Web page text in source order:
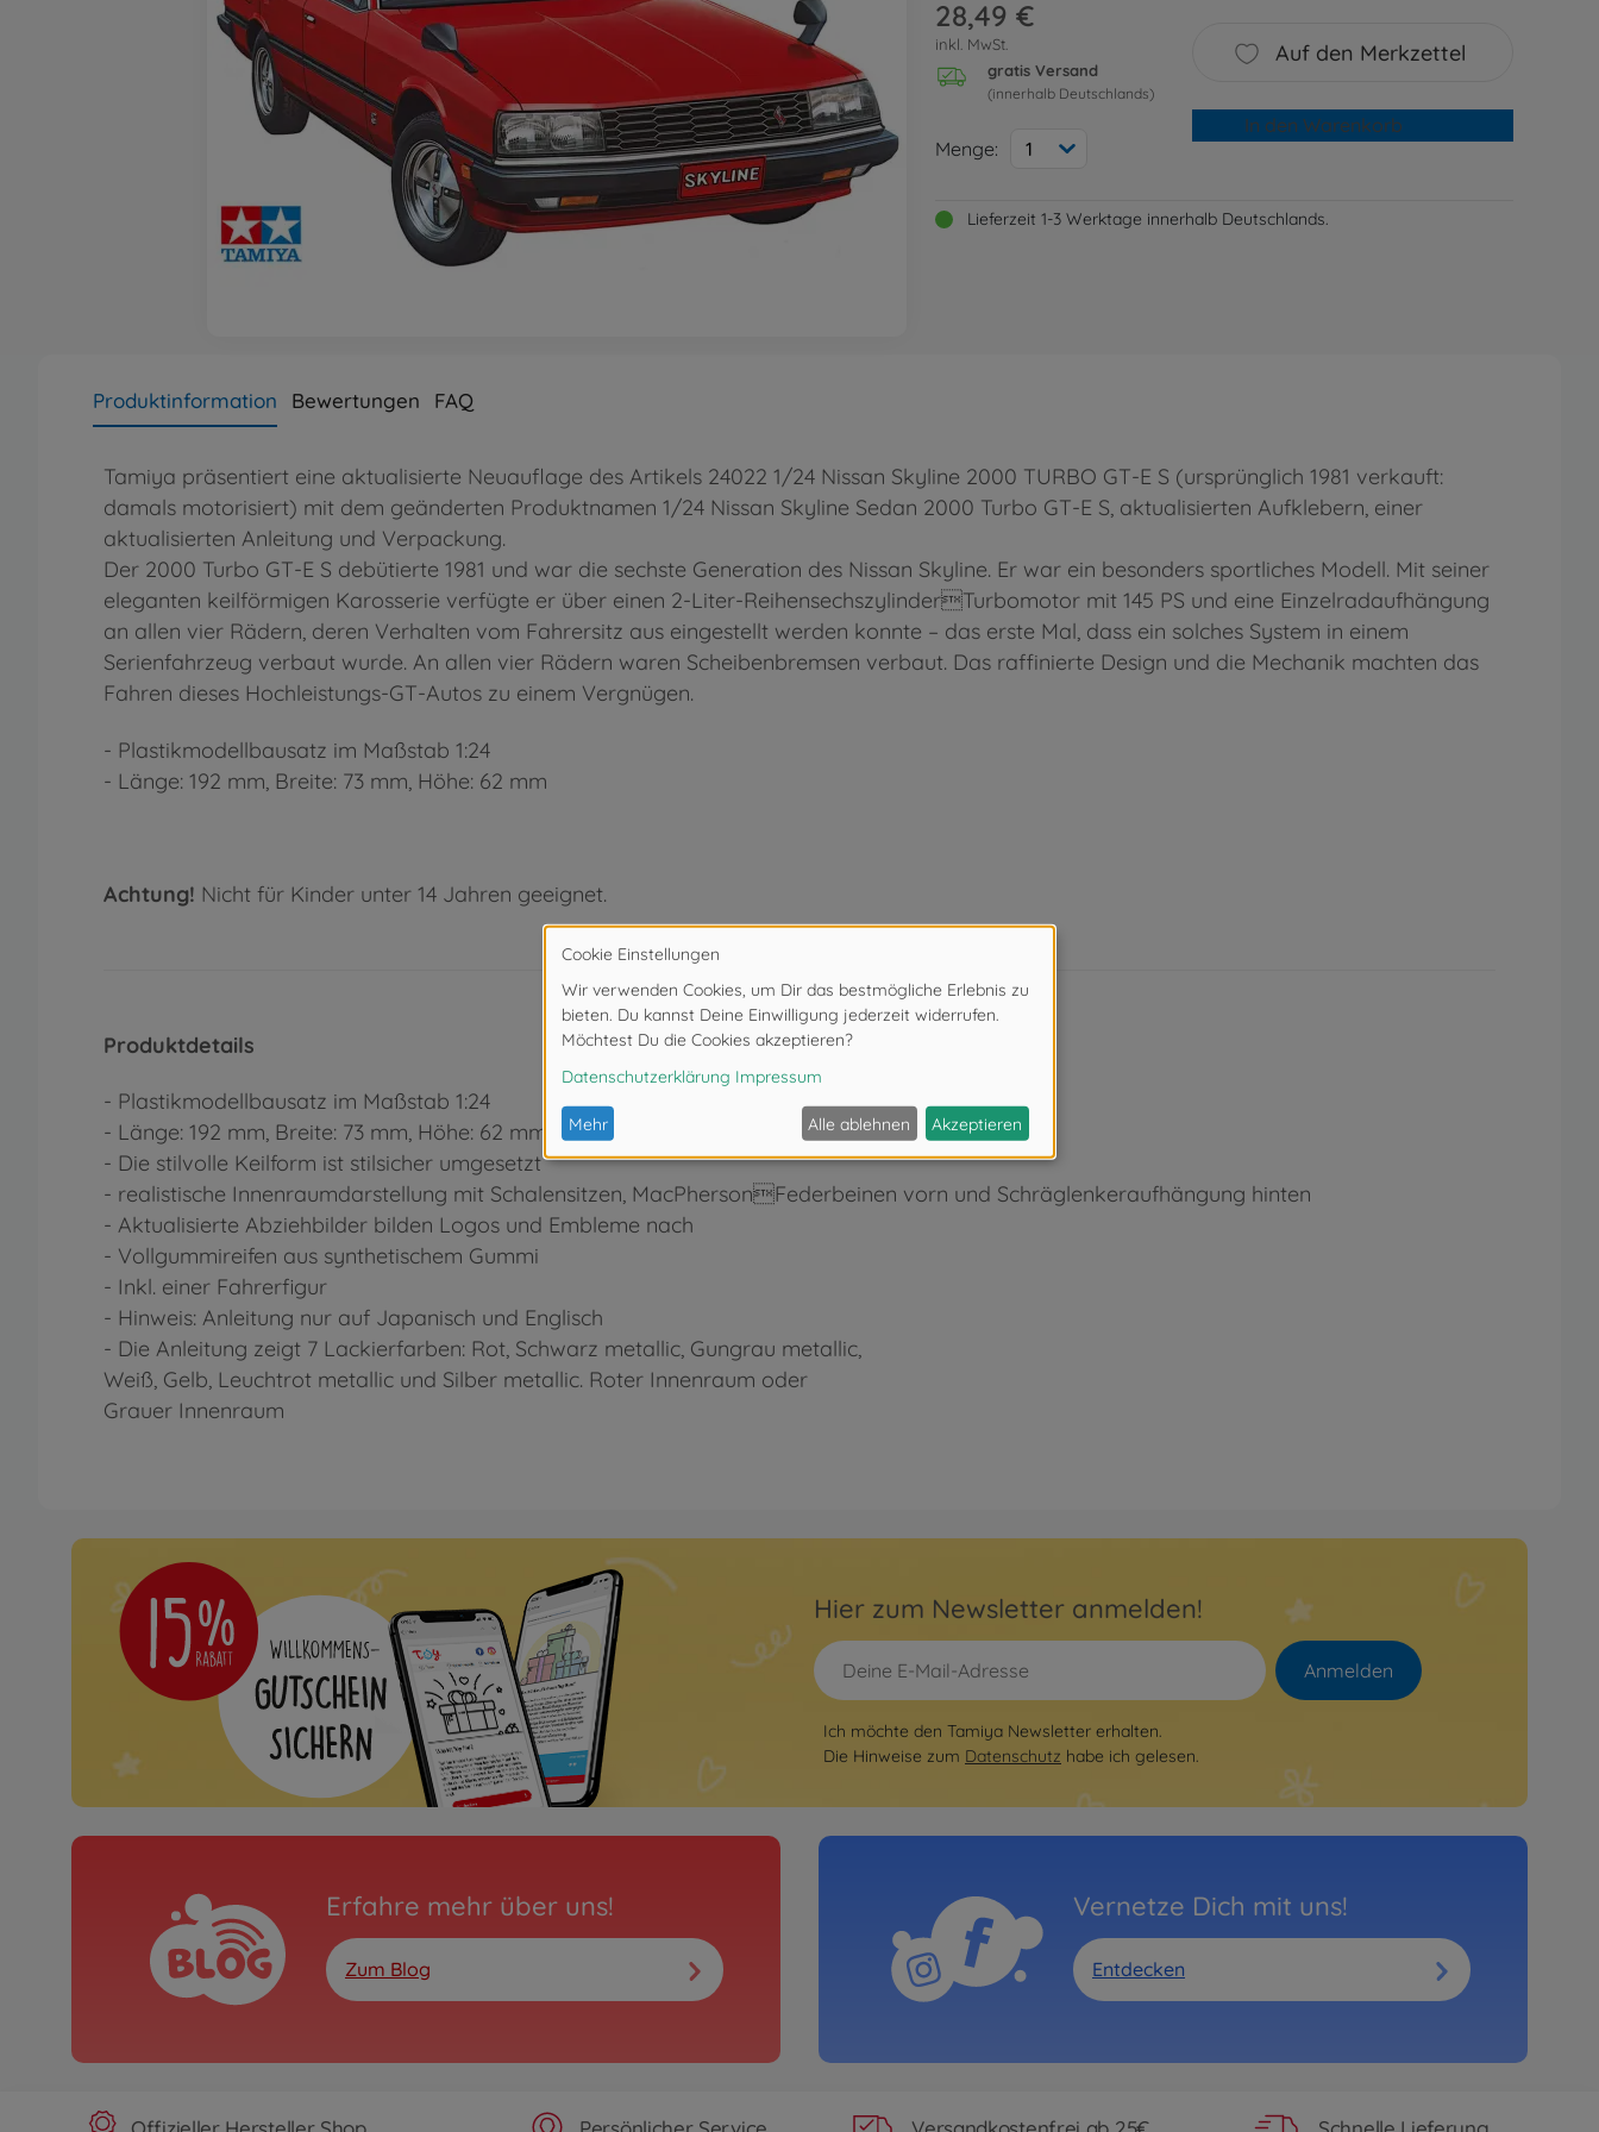
28,49 €
inkl. MwSt.
gratis Versand
(innerhalb Deutschlands)
Menge: 1
Auf den Merkzettel
In den Warenkorb
Lieferzeit 1-3 Werktage innerhalb Deutschlands.
Produktinformation Bewertungen FAQ
Tamiya präsentiert eine aktualisierte Neuauflage des Artikels 24022 1/24 Nissan Skyline 2000 TURBO GT-E S (ursprünglich 1981 verkauft:
damals motorisiert) mit dem geänderten Produktnamen 1/24 Nissan Skyline Sedan 2000 Turbo GT-E S, aktualisierten Aufklebern, einer
aktualisierten Anleitung und Verpackung.
Der 2000 Turbo GT-E S debütierte 1981 und war die sechste Generation des Nissan Skyline. Er war ein besonders sportliches Modell. Mit seiner
eleganten keilförmigen Karosserie verfügte er über einen 2-Liter-ReihensechszylinderTurbomotor mit 145 PS und eine Einzelradaufhängung
an allen vier Rädern, deren Verhalten vom Fahrersitz aus eingestellt werden konnte – das erste Mal, dass ein solches System in einem
Serienfahrzeug verbaut wurde. An allen vier Rädern waren Scheibenbremsen verbaut. Das raffinierte Design und die Mechanik machten das
Fahren dieses Hochleistungs-GT-Autos zu einem Vergnügen.
- Plastikmodellbausatz im Maßstab 1:24
- Länge: 192 mm, Breite: 73 mm, Höhe: 62 mm
Achtung! Nicht für Kinder unter 14 Jahren geeignet.
Produktdetails
- Plastikmodellbausatz im Maßstab 1:24
- Länge: 192 mm, Breite: 73 mm, Höhe: 62 mm
- Die stilvolle Keilform ist stilsicher umgesetzt
- realistische Innenraumdarstellung mit Schalensitzen, MacPhersonFederbeinen vorn und Schräglenkeraufhängung hinten
- Aktualisierte Abziehbilder bilden Logos und Embleme nach
- Vollgummireifen aus synthetischem Gummi
- Inkl. einer Fahrerfigur
- Hinweis: Anleitung nur auf Japanisch und Englisch
- Die Anleitung zeigt 7 Lackierfarben: Rot, Schwarz metallic, Gungrau metallic,
Weiß, Gelb, Leuchtrot metallic und Silber metallic. Roter Innenraum oder
Grauer Innenraum
Hier zum Newsletter anmelden!
Anmelden
Ich möchte den Tamiya Newsletter erhalten.
Die Hinweise zum Datenschutz habe ich gelesen.
Erfahre mehr über uns!
Zum Blog
Vernetze Dich mit uns!
Entdecken